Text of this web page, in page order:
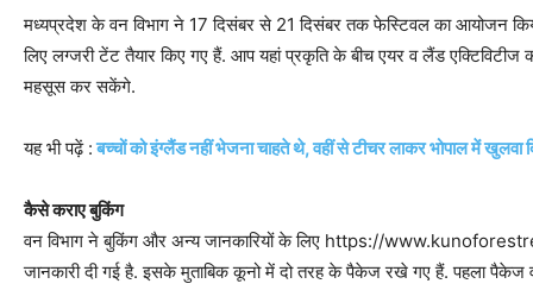
मध्यप्रदेश के वन विभाग ने 17 दिसंबर से 21 दिसंबर तक फेस्टिवल का आयोजन
लिए लग्जरी टेंट तैयार किए गए हैं. आप यहां प्रकृति के बीच एयर व लैंड
महसूस कर सकेंगे.
यह भी पढ़ें :बच्चों को इंग्लैंड नहीं भेजना चाहते थे, वहीं से टीचर लाकर भोपाल में खुलवा
कैसे कराए बुकिंग
वन विभाग ने बुकिंग और अन्य जानकारियों के लिए https://
जानकारी दी गई है. इसके मुताबिक कूनो में दो तरह के पैकेज रखे गए हैं. पहला पैकेज